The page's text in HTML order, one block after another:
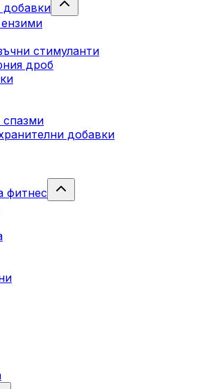
добавки
стимуланти
дроб
спазми
добавки
фитнес